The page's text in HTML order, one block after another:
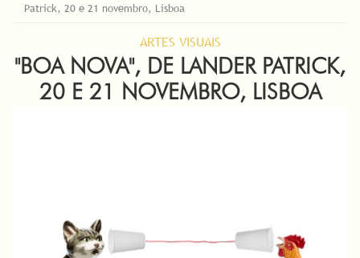
Patrick, 20 e 21 novembro, Lisboa
ARTES VISUAIS
"BOA NOVA", DE LANDER PATRICK,
20 E 21 NOVEMBRO, LISBOA